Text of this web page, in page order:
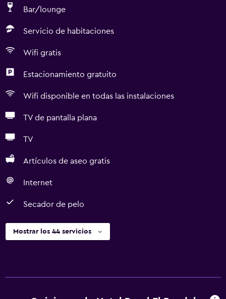
Bar/lounge
Servicio de habitaciones
Wifi gratis
Estacionamiento gratuito
Wifi disponible en todas las instalaciones
TV de pantalla plana
TV
Artículos de aseo gratis
Internet
Secador de pelo
Mostrar los 44 servicios